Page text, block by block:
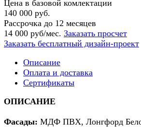
Цена в базовой комлектации
140 000 руб.
Рассрочка до 12 месяцев
14 000 руб/мес. Заказать просчет
Заказать бесплатный дизайн-проект
Описание
Оплата и доставка
Сертификаты
ОПИСАНИЕ
Фасады: МДФ ПВХ, Лонгфорд